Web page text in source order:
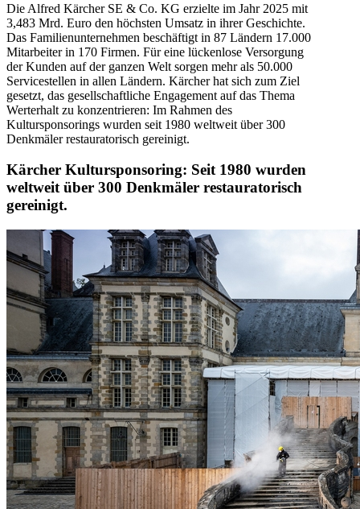
Die Alfred Kärcher SE & Co. KG erzielte im Jahr 2025 mit
3,483 Mrd. Euro den höchsten Umsatz in ihrer Geschichte.
Das Familienunternehmen beschäftigt in 87 Ländern 17.000
Mitarbeiter in 170 Firmen. Für eine lückenlose Versorgung
der Kunden auf der ganzen Welt sorgen mehr als 50.000
Servicestellen in allen Ländern. Kärcher hat sich zum Ziel
gesetzt, das gesellschaftliche Engagement auf das Thema
Werterhalt zu konzentrieren: Im Rahmen des
Kultursponsorings wurden seit 1980 weltweit über 300
Denkmäler restauratorisch gereinigt.
Kärcher Kultursponsoring: Seit 1980 wurden
weltweit über 300 Denkmäler restauratorisch
gereinigt.